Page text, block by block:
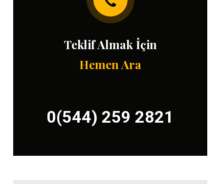
Teklif Almak İçin
Hemen Ara
0(544) 259 2821